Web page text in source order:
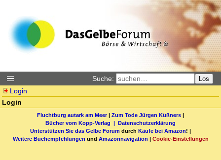
Suche: Los
Login
Login
Fluchtburg autark am Meer| Zum Tode Jürgen Küßners |
Bücher vom Kopp-Verlag | Datenschutzerklärung
Unterstützen Sie das Gelbe Forum durch Käufe bei Amazon! |
Weitere Buchempfehlungen und Amazonnavigation | Cookie-Einstellungen